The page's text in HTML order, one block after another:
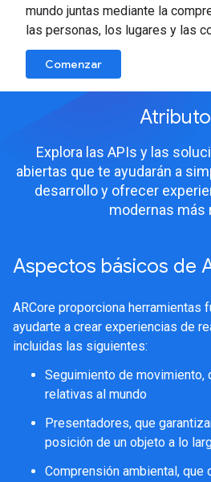
mundo juntas mediante la
las personas, los lugares y las
Comenzar
Explora las APIs y las
abiertas que te ayudarán a
desarrollo y ofrecer
modernas más
Aspectos básicos de
ARCore proporciona herramientas
ayudarte a crear experiencias de
incluidas las siguientes:
Seguimiento de movimiento,
relativas al mundo
Presentadores, que
posición de un objeto a lo
Comprensión ambiental, que